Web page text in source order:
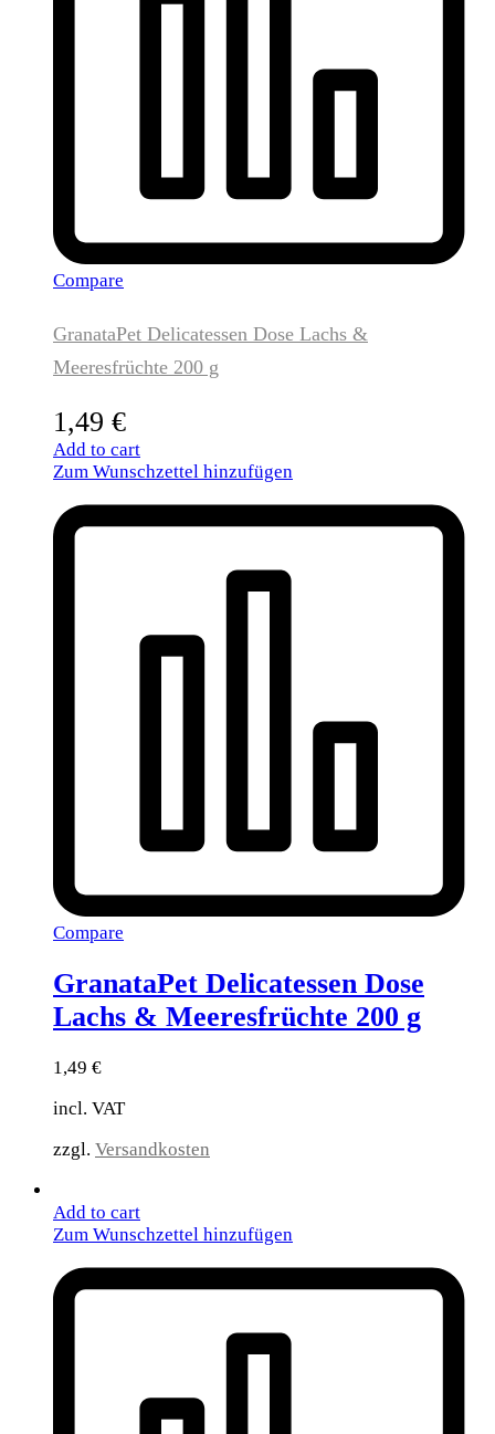
Compare
GranataPet Delicatessen Dose Lachs &
Meeresfrüchte 200 g
1,49 €
Add to cart
Zum Wunschzettel hinzufügen
Compare
GranataPet Delicatessen Dose
Lachs & Meeresfrüchte 200 g
1,49 €
incl. VAT
zzgl. Versandkosten
Add to cart
Zum Wunschzettel hinzufügen